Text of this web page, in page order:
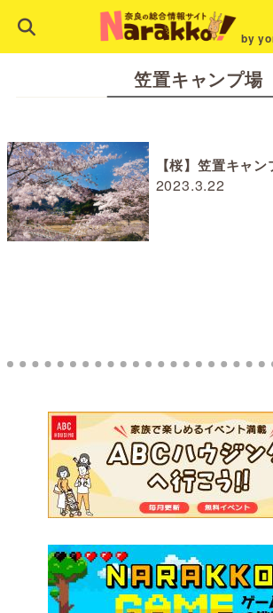
by
笠置キャンプ場
2023.3.22
【桜】笠置キャン